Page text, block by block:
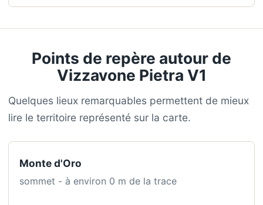
Points de repère autour de
Vizzavone Pietra V1
Quelques lieux remarquables permettent de mieux
lire le territoire représenté sur la carte.
Monte d'Oro
sommet - à environ 0 m de la trace